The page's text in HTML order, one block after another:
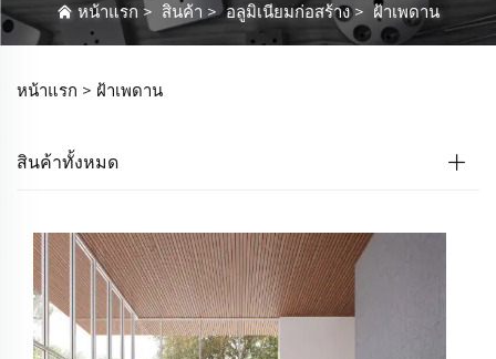
หน้าแรก > สินค้า >อลูมิเนียมก่อสร้าง> ฝ้าเพดาน
หน้าแรก > ฝ้าเพดาน
สินค้าทั้งหมด